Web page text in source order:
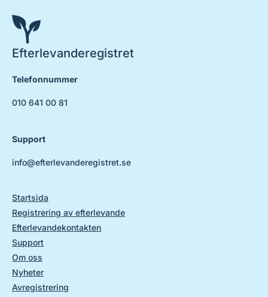
Efterlevanderegistret
Telefonnummer
010 641 00 81
Support
info@efterlevanderegistret.se
Startsida
Registrering av efterlevande
Efterlevandekontakten
Support
Om oss
Nyheter
Avregistrering